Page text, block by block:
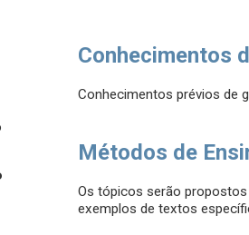
Conhecimentos
Conhecimentos prévios de
Métodos de
Os tópicos serão
exemplos de textos